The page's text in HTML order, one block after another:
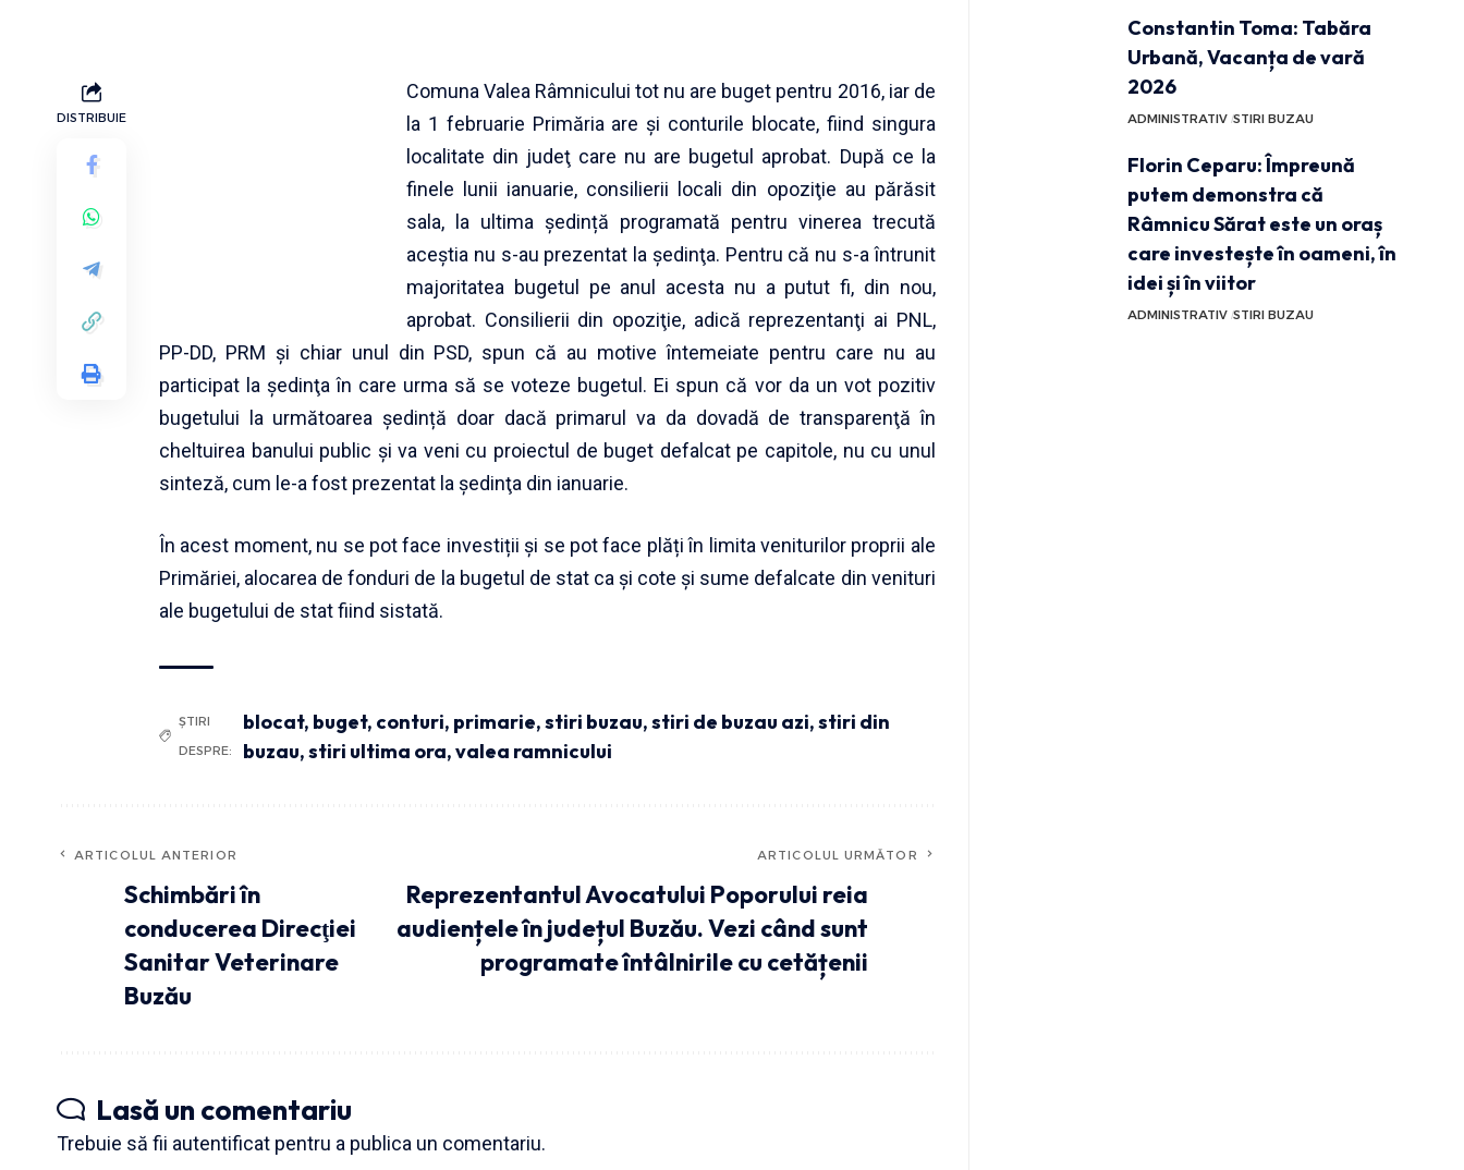
DISTRIBUIE
Comuna Valea Râmnicului tot nu are buget pentru 2016, iar de
la 1 februarie Primăria are și conturile blocate, fiind singura
localitate din judeţ care nu are bugetul aprobat. După ce la
finele lunii ianuarie, consilierii locali din opoziţie au părăsit
sala, la ultima ședință programată pentru vinerea trecută
aceştia nu s-au prezentat la şedinţa. Pentru că nu s-a întrunit
majoritatea bugetul pe anul acesta nu a putut fi, din nou,
aprobat. Consilierii din opoziţie, adică reprezentanţi ai PNL,
PP-DD, PRM şi chiar unul din PSD, spun că au motive întemeiate pentru care nu au
participat la şedinţa în care urma să se voteze bugetul. Ei spun că vor da un vot pozitiv
bugetului la următoarea ședință doar dacă primarul va da dovadă de transparenţă în
cheltuirea banului public şi va veni cu proiectul de buget defalcat pe capitole, nu cu unul
sinteză, cum le-a fost prezentat la şedinţa din ianuarie.
În acest moment, nu se pot face investiții și se pot face plăți în limita veniturilor proprii ale
Primăriei, alocarea de fonduri de la bugetul de stat ca și cote și sume defalcate din venituri
ale bugetului de stat fiind sistată.
ȘTIRI
DESPRE:
blocat, buget, conturi, primarie,stiri buzau,stiri de buzau azi,stiri din
buzau,stiri ultima ora,valea ramnicului
ARTICOLUL ANTERIOR
Schimbări în
conducerea Direcţiei
Sanitar Veterinare
Buzău
ARTICOLUL URMĂTOR
Reprezentantul Avocatului Poporului reia
audiențele în județul Buzău. Vezi când sunt
programate întâlnirile cu cetățenii
Lasă un comentariu
Trebuie să fii autentificat pentru a publica un comentariu.
Constantin Toma: Tabăra
Urbană, Vacanța de vară
2026
ADMINISTRATIV STIRI BUZAU
Florin Ceparu: Împreună
putem demonstra că
Râmnicu Sărat este un oraș
care investește în oameni, în
idei și în viitor
ADMINISTRATIV STIRI BUZAU